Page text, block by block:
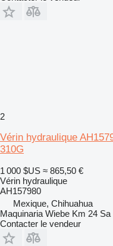
2
Vérin hydraulique
310G
1 000 $US ≈ 865,50 €
Vérin hydraulique
AH157980
Mexique, Chihuahua
Maquinaria Wiebe Km 24 Sa
Contacter le vendeur